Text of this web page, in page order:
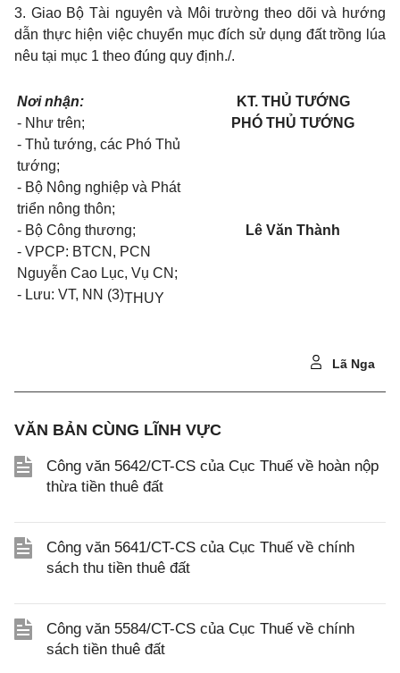
3. Giao Bộ Tài nguyên và Môi trường theo dõi và hướng
dẫn thực hiện việc chuyển mục đích sử dụng đất trồng lúa
nêu tại mục 1 theo đúng quy định./.
Nơi nhận:
- Như trên;
- Thủ tướng, các Phó Thủ
tướng;
- Bộ Nông nghiệp và Phát
triển nông thôn;
- Bộ Công thương;
- VPCP: BTCN, PCN
Nguyễn Cao Lục, Vụ CN;
- Lưu: VT, NN (3)THUY
KT. THỦ TƯỚNG
PHÓ THỦ TƯỚNG
Lê Văn Thành
Lã Nga
VĂN BẢN CÙNG LĨNH VỰC
Công văn 5642/CT-CS của Cục Thuế về hoàn nộp
thừa tiền thuê đất
Công văn 5641/CT-CS của Cục Thuế về chính
sách thu tiền thuê đất
Công văn 5584/CT-CS của Cục Thuế về chính
sách tiền thuê đất